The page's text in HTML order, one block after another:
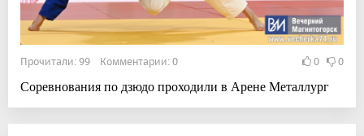
Прочитали: 99 Комментарии: 0 0 0
Соревнования по дзюдо проходили в Арене Металлург